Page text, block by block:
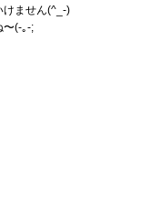
けません(^_-)
〜(-｡-;